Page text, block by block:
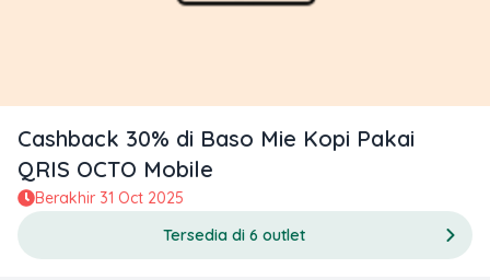
Cashback 30% di Baso Mie Kopi Pakai
QRIS OCTO Mobile
Berakhir 31 Oct 2025
Tersedia di 6 outlet